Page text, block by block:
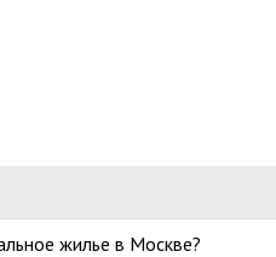
жилье в Москве?